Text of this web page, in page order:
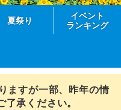
夏祭り
イベント
ランキング
ますが一部、昨年の情
承ください。